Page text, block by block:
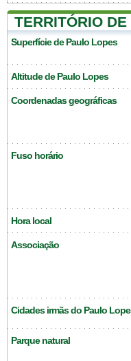
TERRITÓRIO
Superfície de Paulo Lopes
Altitude de Paulo Lopes
Coordenadas geográficas
Fuso horário
Hora local
Associação
Cidades irmãs do Paulo
Parque natural